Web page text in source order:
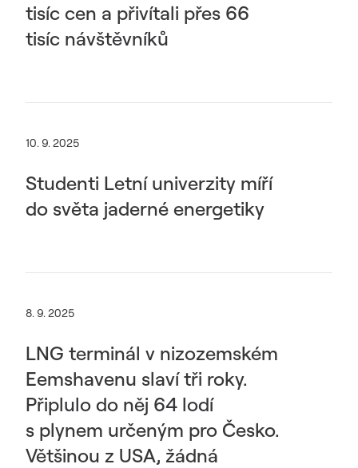
tisíc cen a přivítali přes 66
tisíc návštěvníků
10. 9. 2025
Studenti Letní univerzity míří
do světa jaderné energetiky
8. 9. 2025
LNG terminál v nizozemském
Eemshavenu slaví tři roky.
Připlulo do něj 64 lodí
s plynem určeným pro Česko.
Většinou z USA, žádná